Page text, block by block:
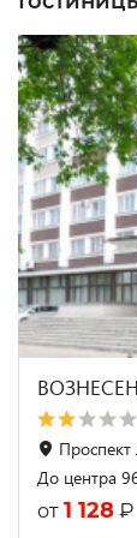
До центра
от 1 128 ₽